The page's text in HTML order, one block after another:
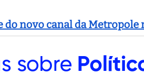
do novo canal da Metropole
sobre